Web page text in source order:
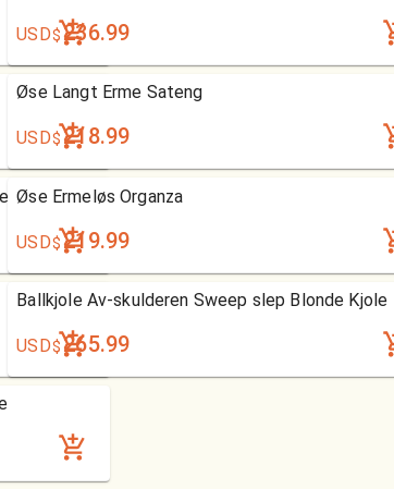
USD$ 236.99
Øse Langt Erme Sateng
USD$ 218.99
Kjole
Øse Ermeløs Organza
USD$ 219.99
Ballkjole Av-skulderen Sweep slep Blonde Kjole
USD$ 265.99